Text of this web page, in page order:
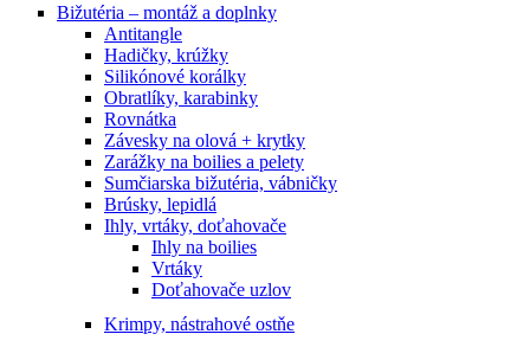
Bižutéria – montáž a doplnky
Antitangle
Hadičky, krúžky
Silikónové korálky
Obratlíky, karabinky
Rovnátka
Závesky na olová + krytky
Zarážky na boilies a pelety
Sumčiarska bižutéria, vábničky
Brúsky, lepidlá
Ihly, vrtáky, doťahovače
Ihly na boilies
Vrtáky
Doťahovače uzlov
Krimpy, nástrahové ostňe